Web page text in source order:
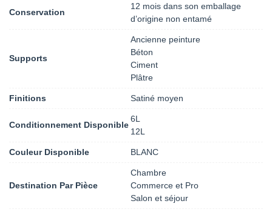
Conservation
12 mois dans son emballage
d’origine non entamé
Supports
Ancienne peinture
Béton
Ciment
Plâtre
Finitions Satiné moyen
Conditionnement Disponible
6L
12L
Couleur Disponible BLANC
Destination Par Pièce
Chambre
Commerce et Pro
Salon et séjour